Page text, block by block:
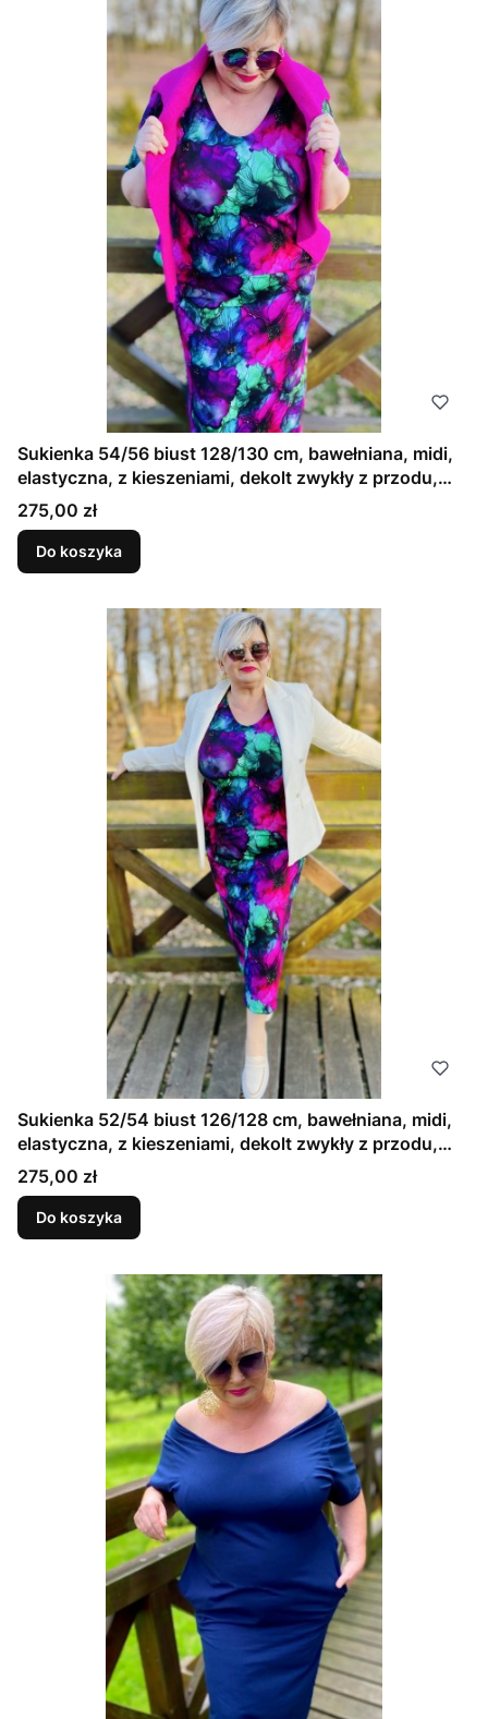
Sukienka 54/56 biust 128/130 cm, bawełniana, midi,
elastyczna, z kieszeniami, dekolt zwykły z przodu,
TURKUS I FIOLET
Cena
275,00 zł
Do koszyka
Sukienka 52/54 biust 126/128 cm, bawełniana, midi,
elastyczna, z kieszeniami, dekolt zwykły z przodu,
TURKUS I FIOLET (1)
Cena
275,00 zł
Do koszyka